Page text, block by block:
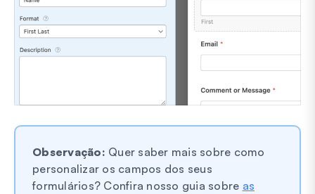
Observação: Quer saber mais sobre como
personalizar os campos dos seus
formulários? Confira nosso guia sobre as